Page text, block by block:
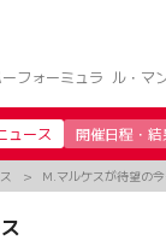
フォーミュラ ル・マ
ュース 開催日程・結
M.マルケスが待望の